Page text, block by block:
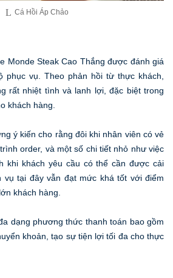
Cá Hồi Áp Chảo
Monde Steak Cao Thắng được đánh giá
phục vụ. Theo phản hồi từ thực khách,
rất nhiệt tình và lanh lợi, đặc biệt trong
khách hàng.
ý kiến cho rằng đôi khi nhân viên có vẻ
order, và một số chi tiết nhỏ như việc
khi khách yêu cầu có thể cần được cải
vụ tại đây vẫn đạt mức khá tốt với điểm
khách hàng.
dạng phương thức thanh toán bao gồm
khoản, tạo sự tiện lợi tối đa cho thực